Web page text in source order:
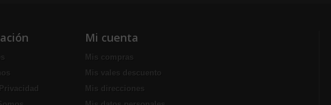
Mi cuenta
Mis compras
Mis vales descuento
Mis direcciones